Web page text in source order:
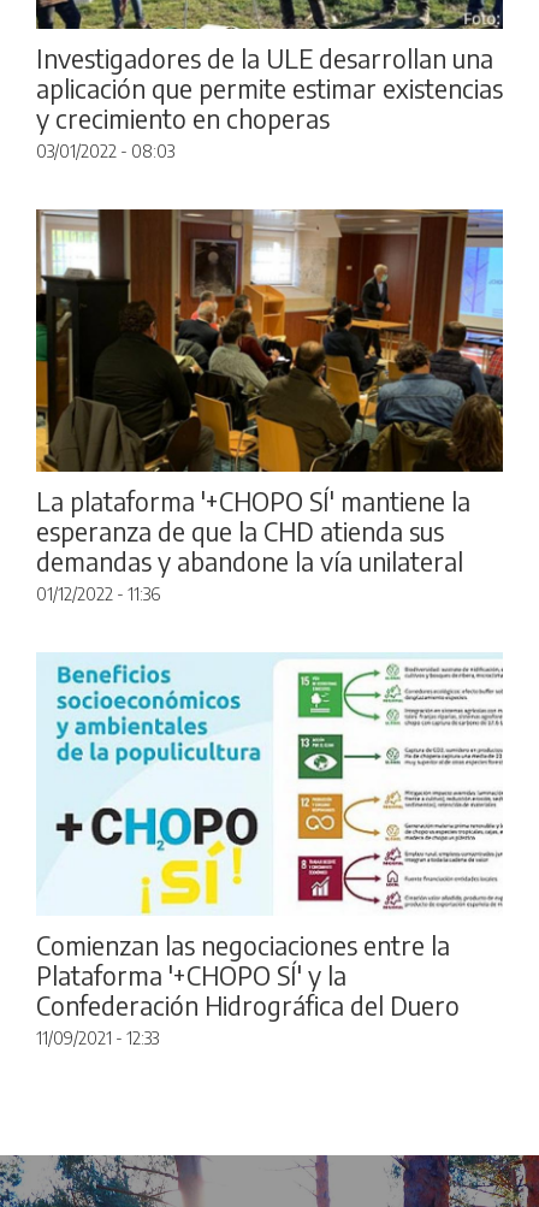
Investigadores de la ULE desarrollan una
aplicación que permite estimar existencias
y crecimiento en choperas
03/01/2022 - 08:03
La plataforma '+CHOPO SÍ' mantiene la
esperanza de que la CHD atienda sus
demandas y abandone la vía unilateral
01/12/2022 - 11:36
Comienzan las negociaciones entre la
Plataforma '+CHOPO SÍ' y la
Confederación Hidrográfica del Duero
11/09/2021 - 12:33